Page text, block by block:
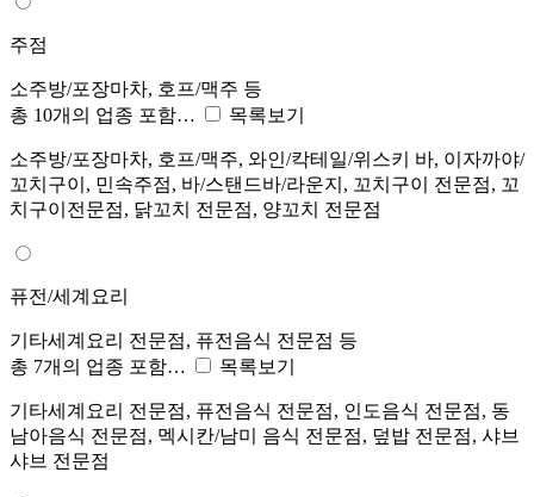
주점
소주방/포장마차, 호프/맥주 등
총 10개의 업종 포함…
목록보기
소주방/포장마차, 호프/맥주, 와인/칵테일/위스키 바, 이자까야/
꼬치구이, 민속주점, 바/스탠드바/라운지, 꼬치구이 전문점, 꼬
치구이전문점, 닭꼬치 전문점, 양꼬치 전문점
퓨전/세계요리
기타세계요리 전문점, 퓨전음식 전문점 등
총 7개의 업종 포함…
목록보기
기타세계요리 전문점, 퓨전음식 전문점, 인도음식 전문점, 동
남아음식 전문점, 멕시칸/남미 음식 전문점, 덮밥 전문점, 샤브
샤브 전문점